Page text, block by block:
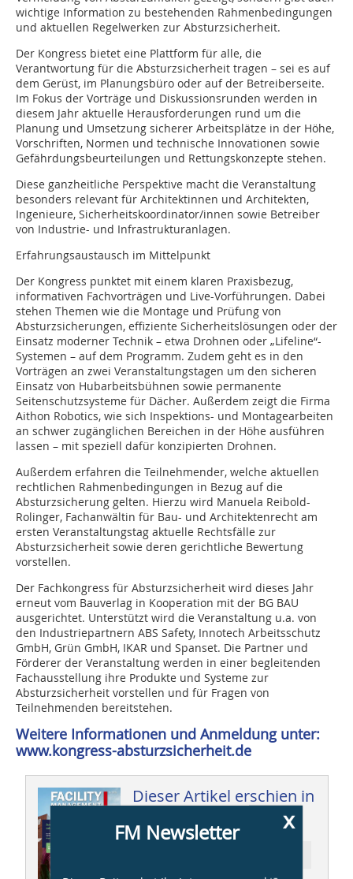
wichtige Information zu bestehenden Rahmenbedingungen
und aktuellen Regelwerken zur Absturzsicherheit.
Der Kongress bietet eine Plattform für alle, die
Verantwortung für die Absturzsicherheit tragen – sei es auf
dem Gerüst, im Planungsbüro oder auf der Betreiberseite.
Im Fokus der Vorträge und Diskussionsrunden werden in
diesem Jahr aktuelle Herausforderungen rund um die
Planung und Umsetzung sicherer Arbeitsplätze in der Höhe,
Vorschriften, Normen und technische Innovationen sowie
Gefährdungsbeurteilungen und Rettungskonzepte stehen.
Diese ganzheitliche Perspektive macht die Veranstaltung
besonders relevant für Architektinnen und Architekten,
Ingenieure, Sicherheitskoordinator/innen sowie Betreiber
von Industrie- und Infrastrukturanlagen.
Erfahrungsaustausch im Mittelpunkt
Der Kongress punktet mit einem klaren Praxisbezug,
informativen Fachvorträgen und Live-Vorführungen. Dabei
stehen Themen wie die Montage und Prüfung von
Absturzsicherungen, effiziente Sicherheitslösungen oder der
Einsatz moderner Technik – etwa Drohnen oder „Lifeline“-
Systemen – auf dem Programm. Zudem geht es in den
Vorträgen an zwei Veranstaltungstagen um den sicheren
Einsatz von Hubarbeitsbühnen sowie permanente
Seitenschutzsysteme für Dächer. Außerdem zeigt die Firma
Aithon Robotics, wie sich Inspektions- und Montagearbeiten
an schwer zugänglichen Bereichen in der Höhe ausführen
lassen – mit speziell dafür konzipierten Drohnen.
Außerdem erfahren die Teilnehmender, welche aktuellen
rechtlichen Rahmenbedingungen in Bezug auf die
Absturzsicherung gelten. Hierzu wird Manuela Reibold-
Rolinger, Fachanwältin für Bau- und Architektenrecht am
ersten Veranstaltungstag aktuelle Rechtsfälle zur
Absturzsicherheit sowie deren gerichtliche Bewertung
vorstellen.
Der Fachkongress für Absturzsicherheit wird dieses Jahr
erneut vom Bauverlag in Kooperation mit der BG BAU
ausgerichtet. Unterstützt wird die Veranstaltung u.a. von
den Industriepartnern ABS Safety, Innotech Arbeitsschutz
GmbH, Grün GmbH, IKAR und Spanset. Die Partner und
Förderer der Veranstaltung werden in einer begleitenden
Fachausstellung ihre Produkte und Systeme zur
Absturzsicherheit vorstellen und für Fragen von
Teilnehmenden bereitstehen.
Weitere Informationen und Anmeldung unter:
www.kongress-absturzsicherheit.de
Dieser Artikel erschien in
FM 05/2025 x
FM Newsletter